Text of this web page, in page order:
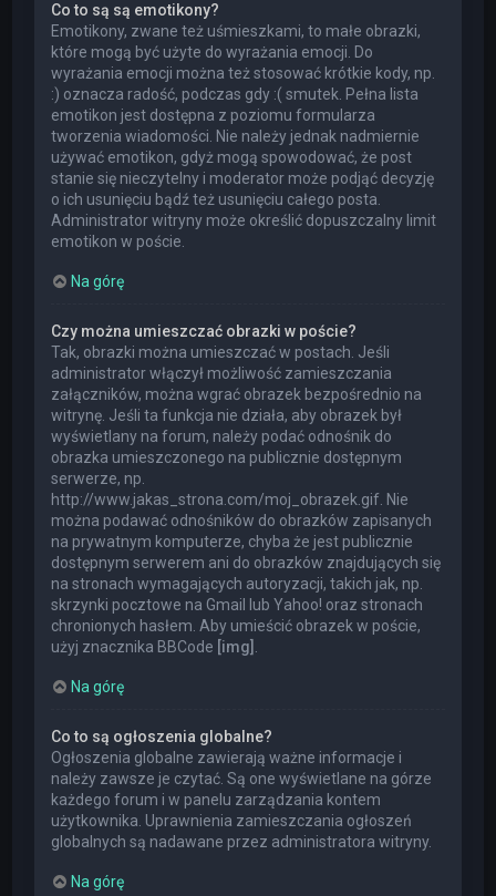
Co to są są emotikony?
Emotikony, zwane też uśmieszkami, to małe obrazki,
które mogą być użyte do wyrażania emocji. Do
wyrażania emocji można też stosować krótkie kody, np.
:) oznacza radość, podczas gdy :( smutek. Pełna lista
emotikon jest dostępna z poziomu formularza
tworzenia wiadomości. Nie należy jednak nadmiernie
używać emotikon, gdyż mogą spowodować, że post
stanie się nieczytelny i moderator może podjąć decyzję
o ich usunięciu bądź też usunięciu całego posta.
Administrator witryny może określić dopuszczalny limit
emotikon w poście.
Na górę
Czy można umieszczać obrazki w poście?
Tak, obrazki można umieszczać w postach. Jeśli
administrator włączył możliwość zamieszczania
załączników, można wgrać obrazek bezpośrednio na
witrynę. Jeśli ta funkcja nie działa, aby obrazek był
wyświetlany na forum, należy podać odnośnik do
obrazka umieszczonego na publicznie dostępnym
serwerze, np.
http://www.jakas_strona.com/moj_obrazek.gif. Nie
można podawać odnośników do obrazków zapisanych
na prywatnym komputerze, chyba że jest publicznie
dostępnym serwerem ani do obrazków znajdujących się
na stronach wymagających autoryzacji, takich jak, np.
skrzynki pocztowe na Gmail lub Yahoo! oraz stronach
chronionych hasłem. Aby umieścić obrazek w poście,
użyj znacznika BBCode [img] .
Na górę
Co to są ogłoszenia globalne?
Ogłoszenia globalne zawierają ważne informacje i
należy zawsze je czytać. Są one wyświetlane na górze
każdego forum i w panelu zarządzania kontem
użytkownika. Uprawnienia zamieszczania ogłoszeń
globalnych są nadawane przez administratora witryny.
Na górę